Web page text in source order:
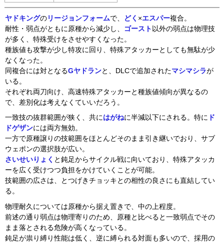
ヤドキングの リージョンフォームで、 どく ×エスパー複合。
耐性・弱点がともに原種から減少し、
ゴースト 以外の弱点は物理技
が多く、特殊受けをさせやすくなった。
種族値も攻撃が少し特攻に回り、特殊アタッカーとしても無駄が少
なくなった。
同複合には対となるGヤドランと、DLCで追加されたマシマシラが
いる。
それぞれ両刀向け、高速特殊アタッカーと種族値傾向が異なるの
で、差別化は考えなくていいだろう。
一致技の抜群範囲が狭く、共にはがねに半減以下にされる。特に ド
ドゲザンには両方無効。
一方で原種譲りの技範囲をほとんどそのまま引き継いでおり、サブ
ウェポンの選択肢が広い。
さいせいりょく と鈍足からサイクル戦に向いており、特殊アタッカ
ーを広く受けつつ負担をかけていくことが可能。
技範囲の広さは、とつげきチョッキとの相性の良さにも直結してい
る。
物理耐久については原種から据え置きで、中の上程度。
前述の通り弱点は物理寄りのため、原種と比べると一致弱点でその
まま落とされる危険が高くなっている。
鈍足が祟り縛り性能は低く、逆に縛られる対面も多いので、採用の